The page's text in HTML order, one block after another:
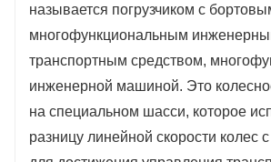
называется погрузчиком с
многофункциональным
транспортным средством,
инженерной машиной. Это
на специальном шасси, которое
разницу линейной скорости колес